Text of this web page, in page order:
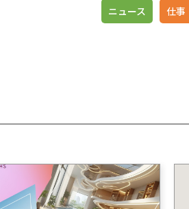
ニュース 仕事